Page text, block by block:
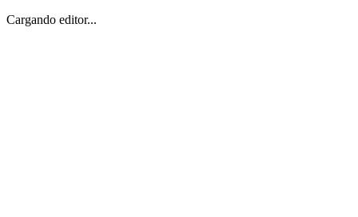
Cargando editor...